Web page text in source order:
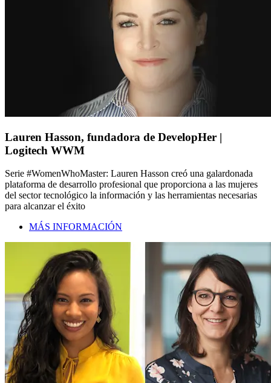
Lauren Hasson, fundadora de DevelopHer |
Logitech WWM
Serie #WomenWhoMaster: Lauren Hasson creó una galardonada
plataforma de desarrollo profesional que proporciona a las mujeres
del sector tecnológico la información y las herramientas necesarias
para alcanzar el éxito
MÁS INFORMACIÓN